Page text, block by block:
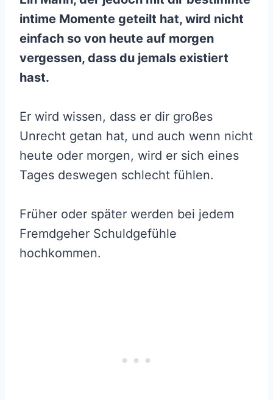
intime Momente geteilt hat, wird nicht
einfach so von heute auf morgen
vergessen, dass du jemals existiert
hast.
Er wird wissen, dass er dir großes
Unrecht getan hat, und auch wenn nicht
heute oder morgen, wird er sich eines
Tages deswegen schlecht fühlen.
Früher oder später werden bei jedem
Fremdgeher Schuldgefühle
hochkommen.